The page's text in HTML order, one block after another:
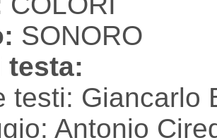
SONORO
testi: Giancarlo
Antonio